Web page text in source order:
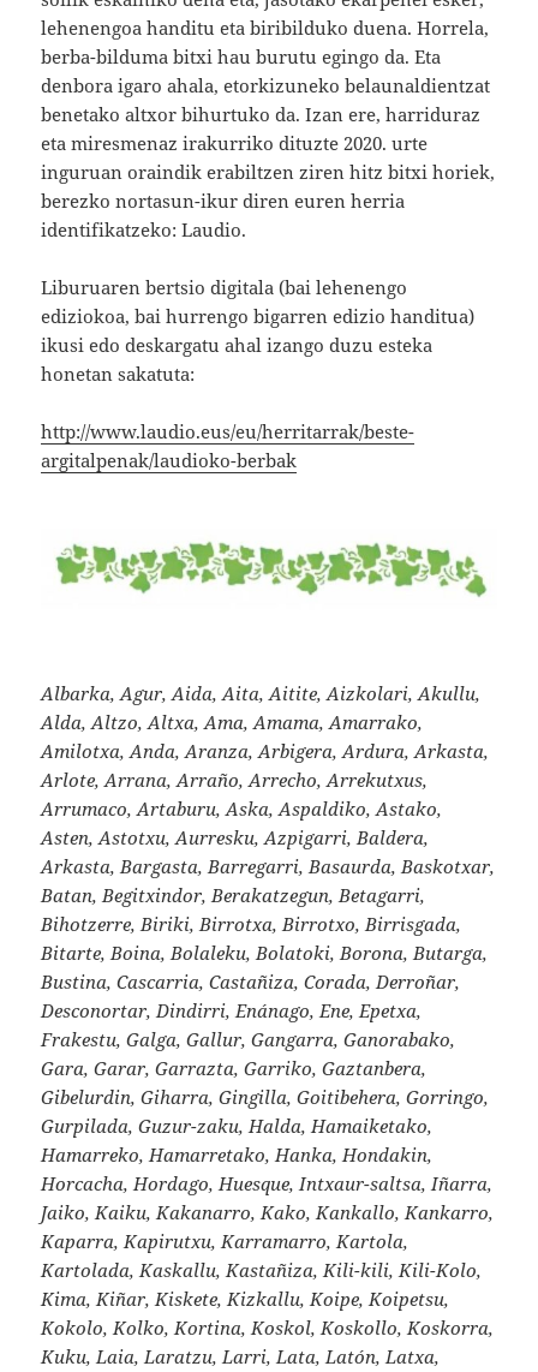
lehenengoa handitu eta biribilduko duena. Horrela,
berba-bilduma bitxi hau burutu egingo da. Eta
denbora igaro ahala, etorkizuneko belaunaldientzat
benetako altxor bihurtuko da. Izan ere, harriduraz
eta miresmenaz irakurriko dituzte 2020. urte
inguruan oraindik erabiltzen ziren hitz bitxi horiek,
berezko nortasun-ikur diren euren herria
identifikatzeko: Laudio.
Liburuaren bertsio digitala (bai lehenengo
ediziokoa, bai hurrengo bigarren edizio handitua)
ikusi edo deskargatu ahal izango duzu esteka
honetan sakatuta:
http://www.laudio.eus/eu/herritarrak/beste-
argitalpenak/laudioko-berbak
Albarka, Agur, Aida, Aita, Aitite, Aizkolari, Akullu,
Alda, Altzo, Altxa, Ama, Amama, Amarrako,
Amilotxa, Anda, Aranza, Arbigera, Ardura, Arkasta,
Arlote, Arrana, Arraño, Arrecho, Arrekutxus,
Arrumaco, Artaburu, Aska, Aspaldiko, Astako,
Asten, Astotxu, Aurresku, Azpigarri, Baldera,
Arkasta, Bargasta, Barregarri, Basaurda, Baskotxar,
Batan, Begitxindor, Berakatzegun, Betagarri,
Bihotzerre, Biriki, Birrotxa, Birrotxo, Birrisgada,
Bitarte, Boina, Bolaleku, Bolatoki, Borona, Butarga,
Bustina, Cascarria, Castañiza, Corada, Derroñar,
Desconortar, Dindirri, Enánago, Ene, Epetxa,
Frakestu, Galga, Gallur, Gangarra, Ganorabako,
Gara, Garar, Garrazta, Garriko, Gaztanbera,
Gibelurdin, Giharra, Gingilla, Goitibehera, Gorringo,
Gurpilada, Guzur-zaku, Halda, Hamaiketako,
Hamarreko, Hamarretako, Hanka, Hondakin,
Horcacha, Hordago, Huesque, Intxaur-saltsa, Iñarra,
Jaiko, Kaiku, Kakanarro, Kako, Kankallo, Kankarro,
Kaparra, Kapirutxu, Karramarro, Kartola,
Kartolada, Kaskallu, Kastañiza, Kili-kili, Kili-Kolo,
Kima, Kiñar, Kiskete, Kizkallu, Koipe, Koipetsu,
Kokolo, Kolko, Kortina, Koskol, Koskollo, Koskorra,
Kuku, Laia, Laratzu, Larri, Lata, Latón, Latxa,